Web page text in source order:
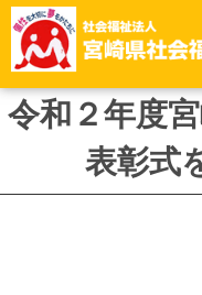
ホーム>事務局>令和２年度
令和２年度
表彰式